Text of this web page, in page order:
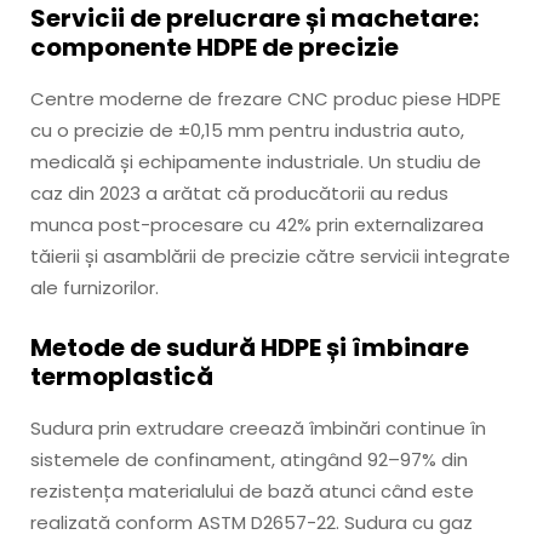
Servicii de prelucrare și machetare:
componente HDPE de precizie
Centre moderne de frezare CNC produc piese HDPE
cu o precizie de ±0,15 mm pentru industria auto,
medicală și echipamente industriale. Un studiu de
caz din 2023 a arătat că producătorii au redus
munca post-procesare cu 42% prin externalizarea
tăierii și asamblării de precizie către servicii integrate
ale furnizorilor.
Metode de sudură HDPE și îmbinare
termoplastică
Sudura prin extrudare creează îmbinări continue în
sistemele de confinament, atingând 92–97% din
rezistența materialului de bază atunci când este
realizată conform ASTM D2657-22. Sudura cu gaz